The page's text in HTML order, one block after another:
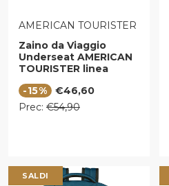
VENDITORE:
AMERICAN TOURISTER
Zaino da Viaggio
Underseat AMERICAN
TOURISTER linea
Dark Forest
-15%
Prezzo di vendita
€46,60
Prezzo regolare
Prec: €54,90
SALDI